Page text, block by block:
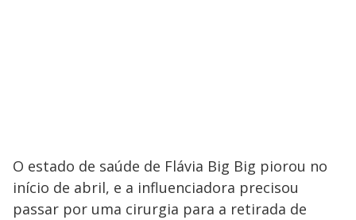
O estado de saúde de Flávia Big Big piorou no
início de abril, e a influenciadora precisou
passar por uma cirurgia para a retirada de